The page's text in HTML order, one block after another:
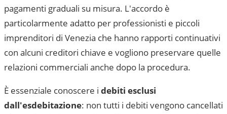
pagamenti graduali su misura. L'accordo è
particolarmente adatto per professionisti e piccoli
imprenditori di Venezia che hanno rapporti continuativi
con alcuni creditori chiave e vogliono preservare quelle
relazioni commerciali anche dopo la procedura.
È essenziale conoscere i debiti esclusi
dall'esdebitazione: non tutti i debiti vengono cancellati